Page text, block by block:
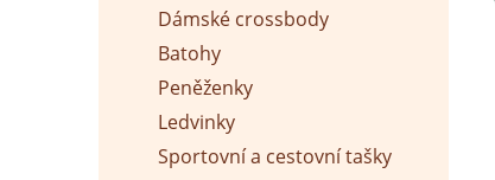
Dámské crossbody
Batohy
Peněženky
Ledvinky
Sportovní a cestovní tašky